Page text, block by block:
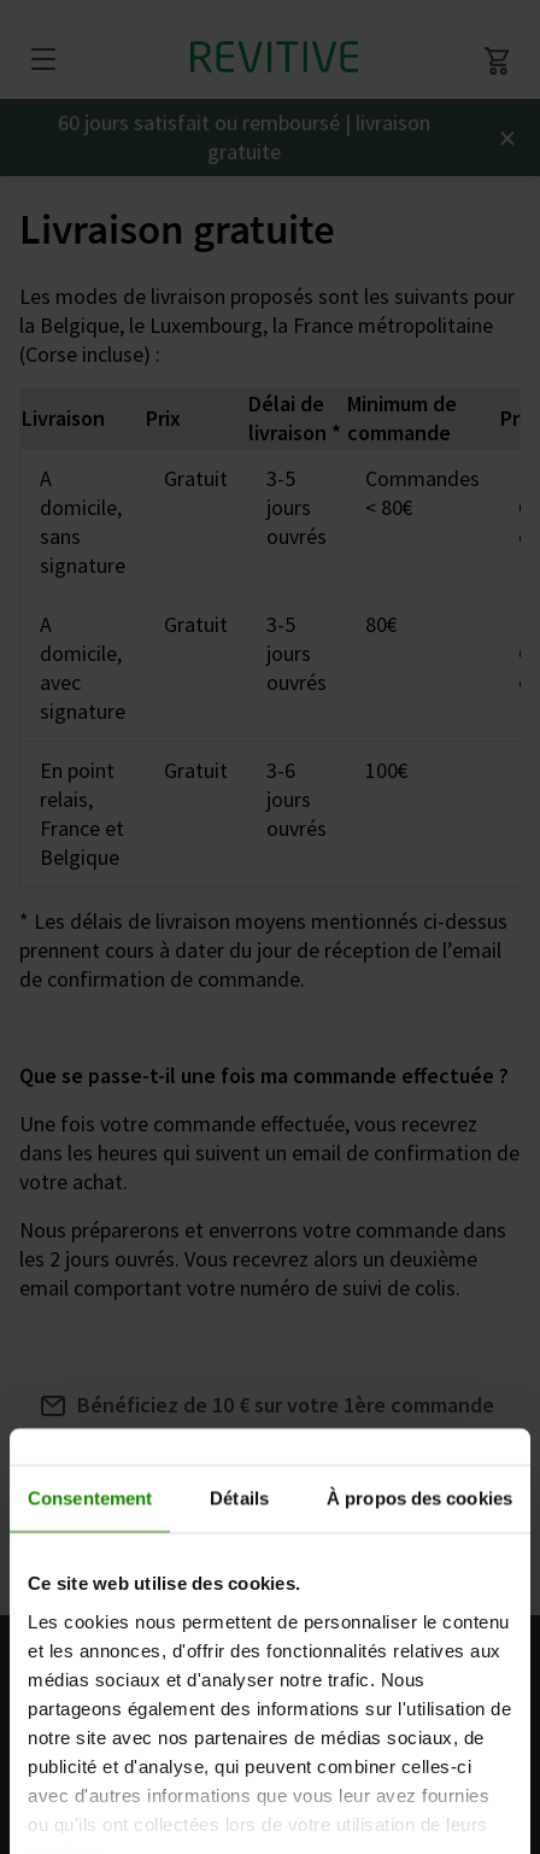
Consentement Détails À propos des cookies
Ce site web utilise des cookies.
Les cookies nous permettent de personnaliser le contenu
et les annonces, d'offrir des fonctionnalités relatives aux
médias sociaux et d'analyser notre trafic. Nous
partageons également des informations sur l'utilisation de
notre site avec nos partenaires de médias sociaux, de
publicité et d'analyse, qui peuvent combiner celles-ci
avec d'autres informations que vous leur avez fournies
ou qu'ils ont collectées lors de votre utilisation de leurs
60 jours satisfait ou remboursé | livraison
gratuite
×
Livraison gratuite
Les modes de livraison proposés sont les suivants pour
la Belgique, le Luxembourg, la France métropolitaine
(Corse incluse) :
Livraison Prix
Délai de
livraison *
Minimum de
commande
A
domicile,
sans
signature
Gratuit
3-5
jours
ouvrés
Commandes
< 80€
A
domicile,
avec
signature
Gratuit
3-5
jours
ouvrés
80€
En point
relais,
France et
Belgique
Gratuit
3-6
jours
ouvrés
100€
* Les délais de livraison moyens mentionnés ci-dessus
prennent cours à dater du jour de réception de l’email
de confirmation de commande.
Que se passe-t-il une fois ma commande effectuée ?
Une fois votre commande effectuée, vous recevrez
dans les heures qui suivent un email de confirmation de
votre achat.
Nous préparerons et enverrons votre commande dans
les 2 jours ouvrés. Vous recevrez alors un deuxième
email comportant votre numéro de suivi de colis.
Bénéficiez de 10 € sur votre 1ère commande
+33 1 75 85 03 74 Appel gratuit depuis un poste fixe en
Belgique / Lundi – Vendredi
Produits